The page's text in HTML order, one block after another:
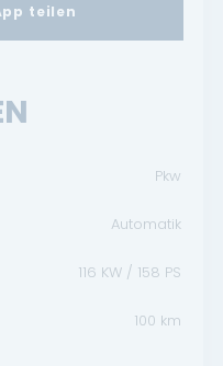
teilen
Pkw
Automatik
116 KW / 158 PS
100 km